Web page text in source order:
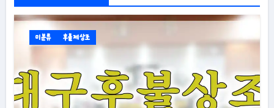
미분류 후불제상조